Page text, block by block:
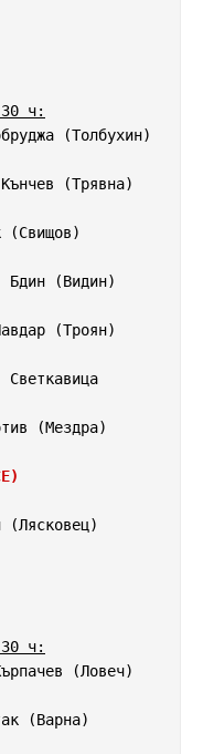
ч:
(Толбухин)
(Трявна)
(Свищов)
Бдин (Видин)
(Троян)
(Мездра)
(Лясковец)
ч:
(Ловеч)
(Варна)